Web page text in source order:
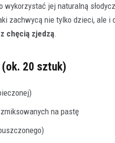
wykorzystać jej naturalną
zachwycą nie tylko dzieci, ale i
chęcią zjedzą.
(ok. 20 sztuk)
na pastę